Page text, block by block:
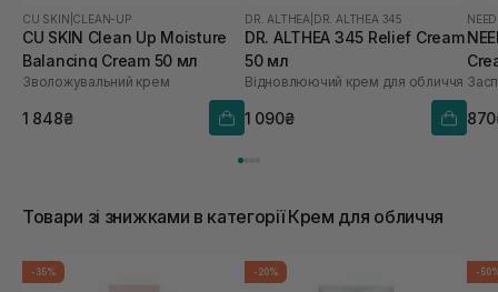
CU SKIN CLEAN-UP
CU SKIN Clean Up Moisture
Balancing Cream 50 мл
Зволожувальний крем
1 848₴
DR. ALTHEA DR. ALTHEA 345
DR. ALTHEA 345 Relief Cream
50 мл
Відновлюючий крем для обличчя
1 090₴
Товари зі знижками в категорії Крем для обличчя
-35% -20% -